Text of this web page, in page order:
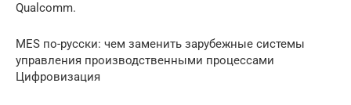
Qualcomm.
MES по-русски: чем заменить зарубежные системы
управления производственными процессами
Цифровизация